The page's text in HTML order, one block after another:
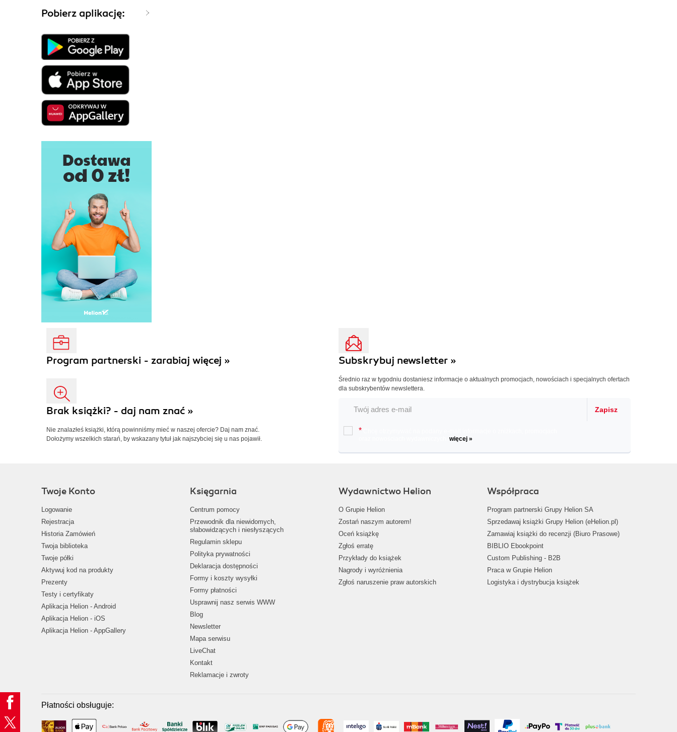
Pobierz aplikację:
Program partnerski - zarabiaj więcej »
Brak książki? - daj nam znać »
Nie znalazłeś książki, którą powinniśmy mieć w naszej ofercie? Daj nam znać.
Dołożymy wszelkich starań, by wskazany tytuł jak najszybciej się u nas pojawił.
Subskrybuj newsletter »
Średnio raz w tygodniu dostaniesz informacje o aktualnych promocjach, nowościach i specjalnych ofertach
dla subskrybentów newslettera.
Zapisz
*
więcej »
Twoje Konto
Logowanie
Rejestracja
Historia Zamówień
Twoja biblioteka
Twoje półki
Aktywuj kod na produkty
Prezenty
Testy i certyfikaty
Aplikacja Helion - Android
Aplikacja Helion - iOS
Aplikacja Helion - AppGallery
Księgarnia
Centrum pomocy
Przewodnik dla niewidomych,
słabowidzących i niesłyszących
Regulamin sklepu
Polityka prywatności
Deklaracja dostępności
Formy i koszty wysyłki
Formy płatności
Usprawnij nasz serwis WWW
Blog
Newsletter
Mapa serwisu
LiveChat
Kontakt
Reklamacje i zwroty
Wydawnictwo Helion
O Grupie Helion
Zostań naszym autorem!
Oceń książkę
Zgłoś erratę
Przykłady do książek
Nagrody i wyróżnienia
Zgłoś naruszenie praw autorskich
Współpraca
Program partnerski Grupy Helion SA
Sprzedawaj książki Grupy Helion (eHelion.pl)
Zamawiaj książki do recenzji (Biuro Prasowe)
BIBLIO Ebookpoint
Custom Publishing - B2B
Praca w Grupie Helion
Logistyka i dystrybucja książek
Płatności obsługuje: